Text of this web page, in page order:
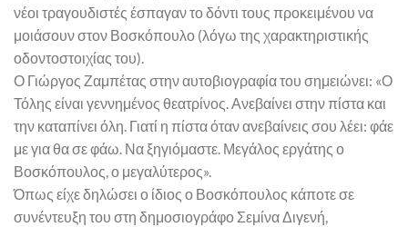
νέοι τραγουδιστές έσπαγαν το δόντι τους προκειμένου να
μοιάσουν στον Βοσκόπουλο (λόγω της χαρακτηριστικής
οδοντοστοιχίας του).
Ο Γιώργος Ζαμπέτας στην αυτοβιογραφία του σημειώνει: «Ο
Τόλης είναι γεννημένος θεατρίνος. Ανεβαίνει στην πίστα και
την καταπίνει όλη. Γιατί η πίστα όταν ανεβαίνεις σου λέει: φάε
με για θα σε φάω. Να ξηγιόμαστε. Μεγάλος εργάτης ο
Βοσκόπουλος, ο μεγαλύτερος».
Όπως είχε δηλώσει ο ίδιος ο Βοσκόπουλος κάποτε σε
συνέντευξη του στη δημοσιογράφο Σεμίνα Διγενή,